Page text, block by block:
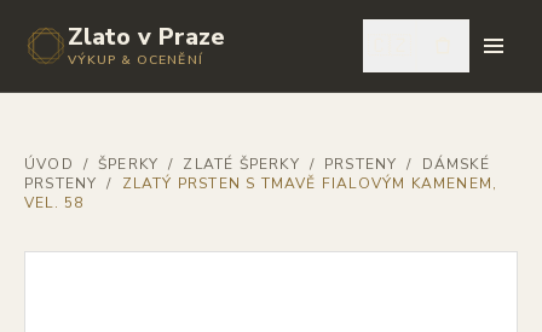
Zlato v Praze
VÝKUP & OCENĚNÍ
ÚVOD / ŠPERKY / ZLATÉ ŠPERKY / PRSTENY /
DÁMSKÉ
PRSTENY /
ZLATÝ PRSTEN S TMAVĚ FIALOVÝM KAMENEM,
VEL. 58